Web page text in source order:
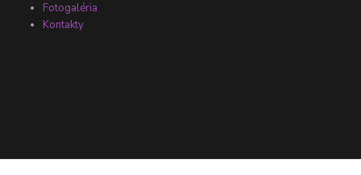
Fotogaléria
Kontakty